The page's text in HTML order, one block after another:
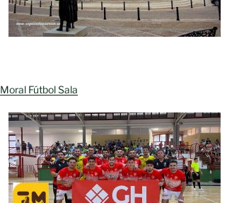
Moral Fútbol Sala